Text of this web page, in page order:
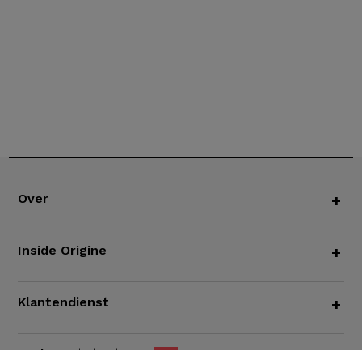
Over +
Inside Origine +
Klantendienst +